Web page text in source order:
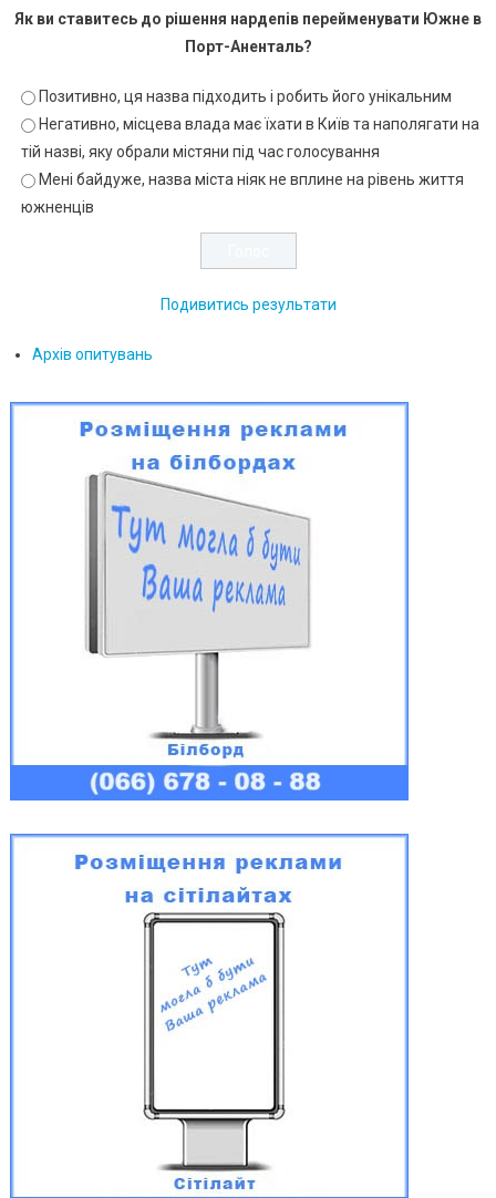
Як ви ставитесь до рішення нардепів перейменувати Южне в
Порт-Аненталь?
Позитивно, ця назва підходить і робить його унікальним
Негативно, місцева влада має їхати в Київ та наполягати на
тій назві, яку обрали містяни під час голосування
Мені байдуже, назва міста ніяк не вплине на рівень життя
южненців
Подивитись результати
Архів опитувань